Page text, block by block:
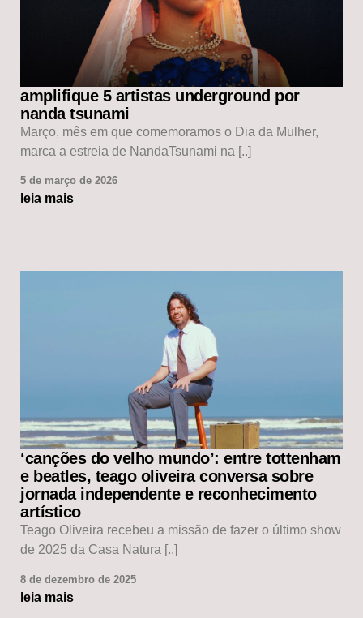
amplifique 5 artistas underground por
nanda tsunami
Março, mês em que comemoramos o Dia da Mulher,
marca a estreia de NandaTsunami na [..]
5 de março de 2026
leia mais
‘canções do velho mundo’: entre tottenham
e beatles, teago oliveira conversa sobre
jornada independente e reconhecimento
artístico
Teago Oliveira recebeu a missão de fazer o último show
de 2025 da Casa Natura [..]
8 de dezembro de 2025
leia mais